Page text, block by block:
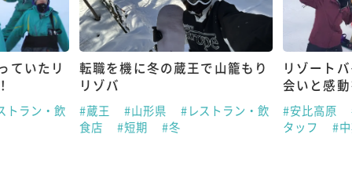
ていたリ
トラン・飲
転職を機に冬の蔵王で山籠もり
リゾバ
#蔵王 #山形県
#レストラン・飲
食店
#短期 #冬
リゾート
会いと感
#安比高原
タッフ
#